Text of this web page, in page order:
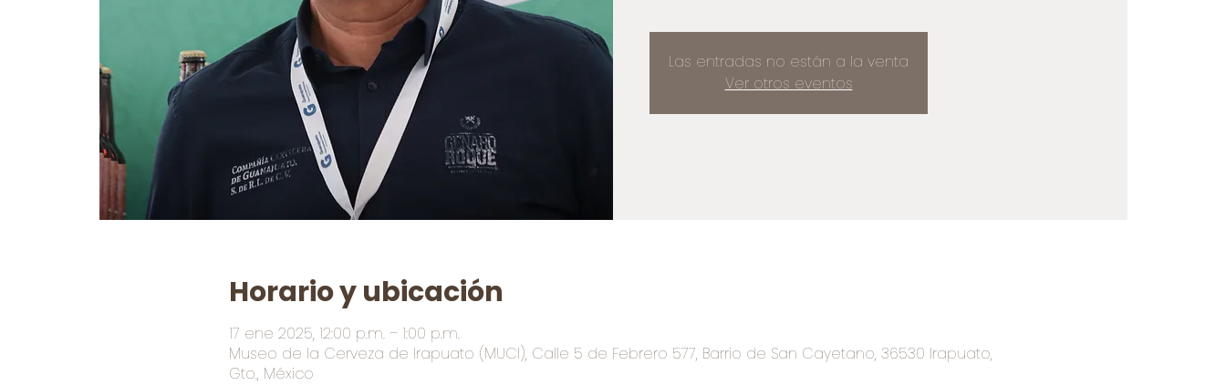
Las entradas no están a la venta
Ver otros eventos
Horario y ubicación
17 ene 2025, 12:00 p.m. – 1:00 p.m.
Museo de la Cerveza de Irapuato (MUCI), Calle 5 de Febrero 577, Barrio de San Cayetano, 36530 Irapuato,
Gto., México